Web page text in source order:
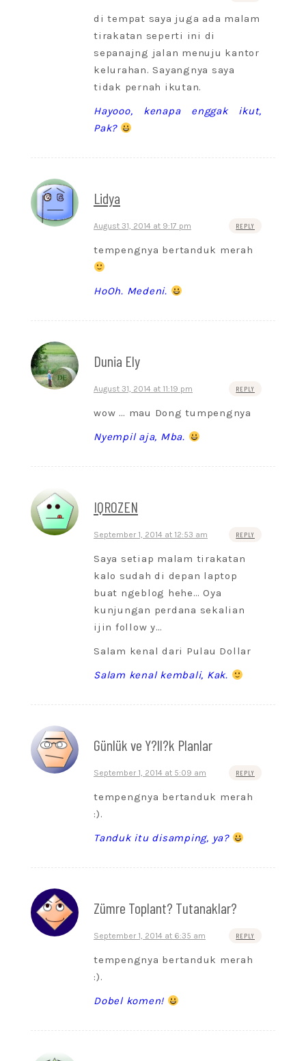
di tempat saya juga ada malam
tirakatan seperti ini di
sepanajng jalan menuju kantor
kelurahan. Sayangnya saya
tidak pernah ikutan.
Hayooo, kenapa enggak ikut,
Pak?
Lidya
August 31, 2014 at 9:17 pm REPLY
tempengnya bertanduk merah
HoOh. Medeni.
Dunia Ely
August 31, 2014 at 11:19 pm REPLY
wow … mau Dong tumpengnya
Nyempil aja, Mba.
IQROZEN
September 1, 2014 at 12:53 am REPLY
Saya setiap malam tirakatan
kalo sudah di depan laptop
buat ngeblog hehe… Oya
kunjungan perdana sekalian
ijin follow y…
Salam kenal dari Pulau Dollar
Salam kenal kembali, Kak.
Günlük ve Y?ll?k Planlar
September 1, 2014 at 5:09 am REPLY
tempengnya bertanduk merah
:).
Tanduk itu disamping, ya?
Zümre Toplant? Tutanaklar?
September 1, 2014 at 6:35 am REPLY
tempengnya bertanduk merah
:).
Dobel komen!